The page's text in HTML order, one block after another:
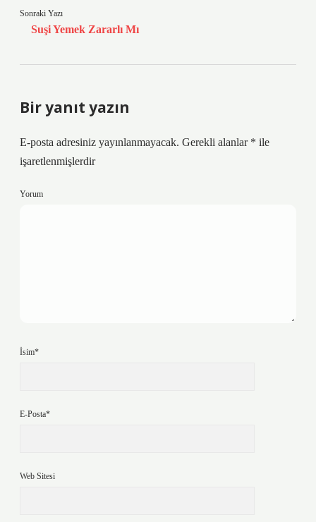
Sonraki Yazı
Suşi Yemek Zararlı Mı
Bir yanıt yazın
E-posta adresiniz yayınlanmayacak. Gerekli alanlar * ile
işaretlenmişlerdir
Yorum
İsim*
E-Posta*
Web Sitesi